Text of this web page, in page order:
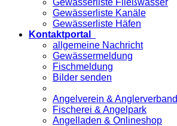
Gewässerliste Fließwasser
Gewässerliste Kanäle
Gewässerliste Häfen
Kontaktportal
allgemeine Nachricht
Gewässermeldung
Fischmeldung
Bilder senden
Angelverein & Anglerverband
Fischerei & Angelpark
Angelladen & Onlineshop